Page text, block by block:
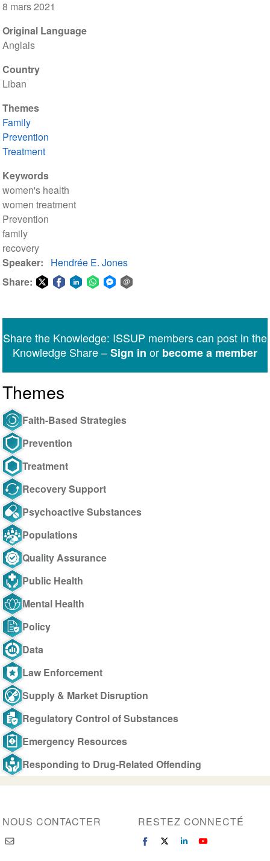
8 mars 2021
Original Language
Anglais
Country
Liban
Themes
Family
Prevention
Treatment
Keywords
women's health
women treatment
Prevention
family
recovery
Speaker
Hendrée E. Jones
Share:
Messenger
Share the Knowledge: ISSUP members can post in the
Knowledge Share –Sign in or become a member
Themes
Faith-Based Strategies
Prevention
Treatment
Recovery Support
Psychoactive Substances
Populations
Quality Assurance
Public Health
Mental Health
Policy
Data
Law Enforcement
Supply & Market Disruption
Regulatory Control of Substances
Emergency Resources
Responding to Drug-Related Offending
NOUS CONTACTER RESTEZ CONNECTÉ